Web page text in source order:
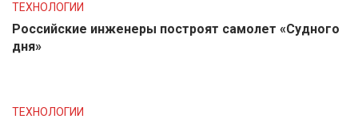
ТЕХНОЛОГИИ
Российские инженеры построят самолет «Судного
дня»
ТЕХНОЛОГИИ